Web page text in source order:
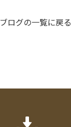
ブログの一覧に戻る